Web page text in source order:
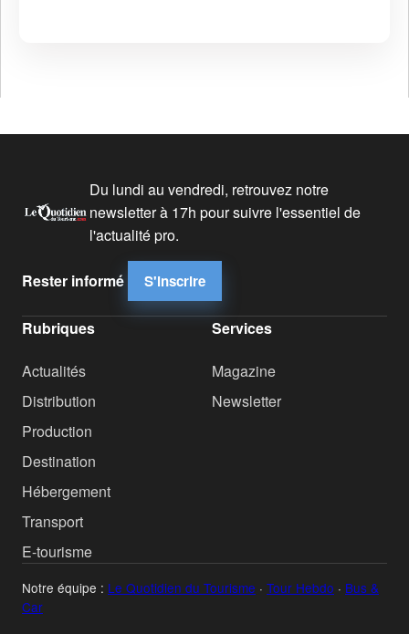
Du lundi au vendredi, retrouvez notre
newsletter à 17h pour suivre l'essentiel de
l'actualité pro.
Rester informé S'inscrire
Rubriques
Actualités
Distribution
Production
Destination
Hébergement
Transport
E-tourisme
Services
Magazine
Newsletter
Notre équipe : Le Quotidien du Tourisme · Tour Hebdo · Bus &
Car